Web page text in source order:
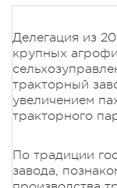
Делегация из
крупных
тракторный
увеличением
тракторного
По традиции
завода,